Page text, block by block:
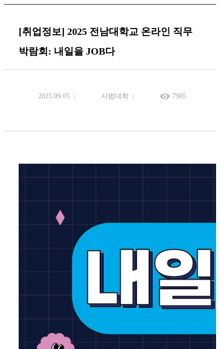
[취업정보] 2025 전남대학교 온라인 직무
박람회: 내일을 JOB다
2025.09.05 사범대학 7905